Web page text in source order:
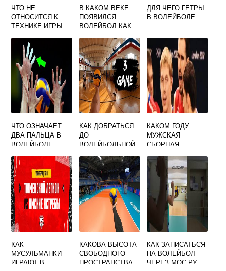
ЧТО НЕ
ОТНОСИТСЯ К
ТЕХНИКЕ ИГРЫ
В КАКОМ ВЕКЕ
ПОЯВИЛСЯ
ВОЛЕЙБОЛ КАК
ОТВЕТАМИ
ДЛЯ ЧЕГО ГЕТРЫ
В ВОЛЕЙБОЛЕ
ЧТО ОЗНАЧАЕТ
ДВА ПАЛЬЦА В
ВОЛЕЙБОЛЕ
КАК ДОБРАТЬСЯ
ДО
ВОЛЕЙБОЛЬНОЙ
КАКОМ ГОДУ
МУЖСКАЯ
СБОРНАЯ
ВОЛЕЙБОЛУ
ВПЕРВЫЕ В
СВОЕЙ ИСТОРИИ
ПОБЕДИЛА НА
ОЛИМПИЙСКИХ
ИГРАХ
КАК
МУСУЛЬМАНКИ
ИГРАЮТ В
КАКОВА ВЫСОТА
СВОБОДНОГО
ПРОСТРАНСТВА
КАК ЗАПИСАТЬСЯ
НА ВОЛЕЙБОЛ
ЧЕРЕЗ МОС РУ